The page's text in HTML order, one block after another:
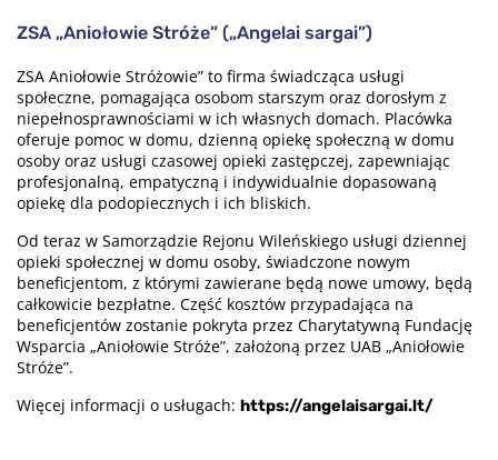
ZSA „Aniołowie Stróże” („Angelai sargai”)
ZSA Aniołowie Stróżowie” to firma świadcząca usługi
społeczne, pomagająca osobom starszym oraz dorosłym z
niepełnosprawnościami w ich własnych domach. Placówka
oferuje pomoc w domu, dzienną opiekę społeczną w domu
osoby oraz usługi czasowej opieki zastępczej, zapewniając
profesjonalną, empatyczną i indywidualnie dopasowaną
opiekę dla podopiecznych i ich bliskich.
Od teraz w Samorządzie Rejonu Wileńskiego usługi dziennej
opieki społecznej w domu osoby, świadczone nowym
beneficjentom, z którymi zawierane będą nowe umowy, będą
całkowicie bezpłatne. Część kosztów przypadająca na
beneficjentów zostanie pokryta przez Charytatywną Fundację
Wsparcia „Aniołowie Stróże”, założoną przez UAB „Aniołowie
Stróże”.
Więcej informacji o usługach: https://angelaisargai.lt/